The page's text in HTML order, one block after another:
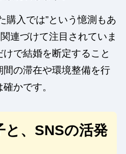
購入では”という憶測もあ
連づけて注目されていま
で結婚を断定すること
の滞在や環境整備を行
かです。
と、SNSの活発